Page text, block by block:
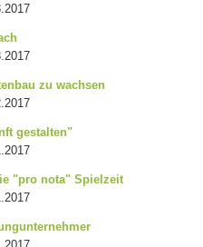
zu wachsen
gestalten"
"pro nota" Spielzeit